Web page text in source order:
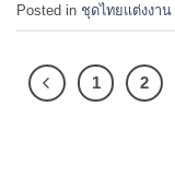
Posted in ชุดไทยแต่งงาน
1 2